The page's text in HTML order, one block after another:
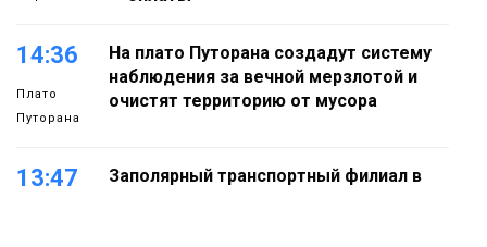
14:36
Плато
Путорана
На плато Путорана создадут систему
наблюдения за вечной мерзлотой и
очистят территорию от мусора
13:47
Заполярный транспортный филиал в